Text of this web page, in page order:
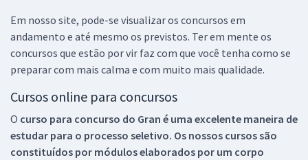
Em nosso site, pode-se visualizar os concursos em
andamento e até mesmo os previstos. Ter em mente os
concursos que estão por vir faz com que você tenha como se
preparar com mais calma e com muito mais qualidade.
Cursos online para concursos
O curso para concurso do Gran é uma excelente maneira de
estudar para o processo seletivo. Os nossos cursos são
constituídos por módulos elaborados por um corpo